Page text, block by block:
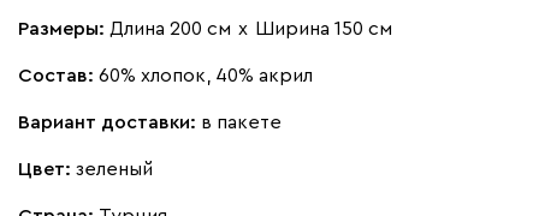
Размеры: Длина 200 см х Ширина 150 см
Состав: 60% хлопок, 40% акрил
Вариант доставки: в пакете
Цвет: зеленый